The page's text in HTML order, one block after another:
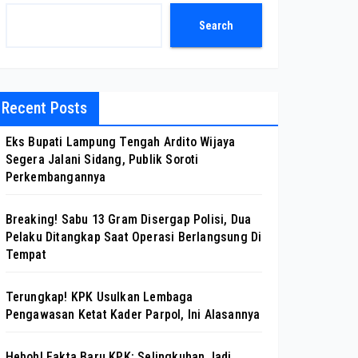
Search
Recent Posts
Eks Bupati Lampung Tengah Ardito Wijaya
Segera Jalani Sidang, Publik Soroti
Perkembangannya
Breaking! Sabu 13 Gram Disergap Polisi, Dua
Pelaku Ditangkap Saat Operasi Berlangsung Di
Tempat
Terungkap! KPK Usulkan Lembaga
Pengawasan Ketat Kader Parpol, Ini Alasannya